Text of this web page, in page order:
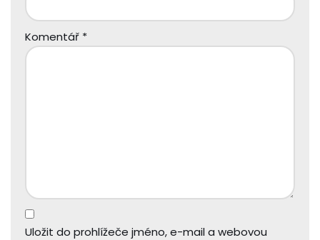
Komentář *
Uložit do prohlížeče jméno, e-mail a webovou